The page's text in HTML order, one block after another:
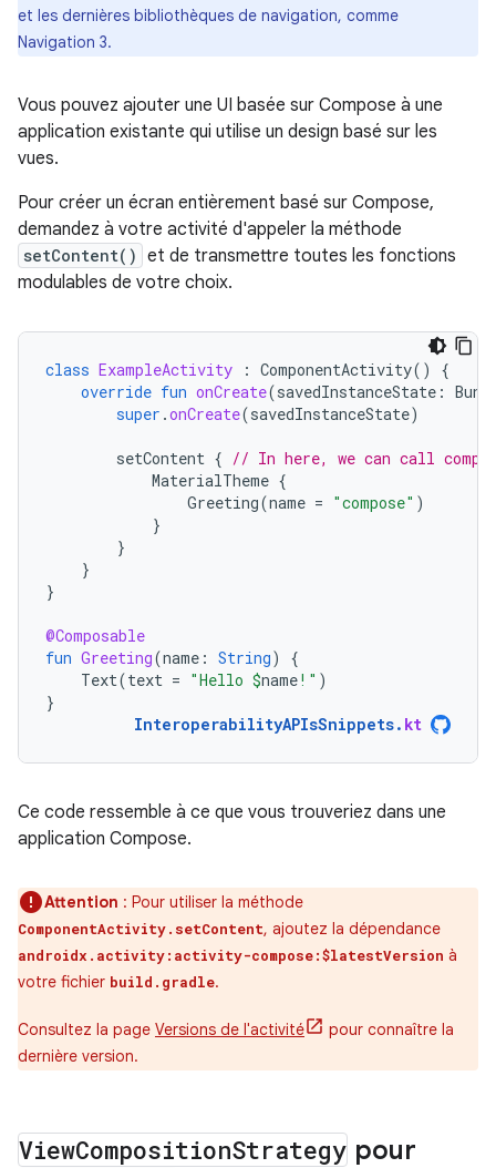
et les dernières bibliothèques de navigation, comme
Navigation 3.
Vous pouvez ajouter une UI basée sur Compose à une
application existante qui utilise un design basé sur les
vues.
Pour créer un écran entièrement basé sur Compose,
demandez à votre activité d'appeler la méthode
setContent() et de transmettre toutes les fonctions
modulables de votre choix.
class ExampleActivity : ComponentActivity()
{
override fun onCreate(savedInstanceState :
super .onCreate(savedInstanceState)
setContent { // In here, we can call
MaterialTheme {
Greeting(name = "compose" )
}
}
}
}
@Composable
fun Greeting(name : String)
{
Text(text = "Hello $name!" )
}
InteroperabilityAPIsSnippets. kt
Ce code ressemble à ce que vous trouveriez dans une
application Compose.
Attention : Pour utiliser la méthode
ComponentActivity.setContent, ajoutez la dépendance
androidx.activity:activity-compose:$latestVersion à
votre fichier build.gradle.
Consultez la page Versions de l'activité
pour connaître la
dernière version.
ViewCompositionStrategy pour